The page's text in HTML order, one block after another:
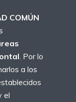
COMÚN
. Por lo
a los
el